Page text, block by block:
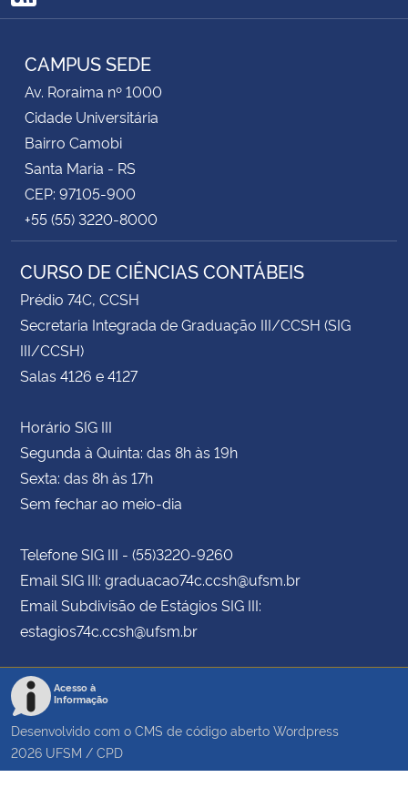
RSS
CAMPUS SEDE
Av. Roraima nº 1000
Cidade Universitária
Bairro Camobi
Santa Maria - RS
CEP: 97105-900
+55 (55) 3220-8000
CURSO DE CIÊNCIAS CONTÁBEIS
Prédio 74C, CCSH
Secretaria Integrada de Graduação III/CCSH (SIG
III/CCSH)
Salas 4126 e 4127
Horário SIG III
Segunda à Quinta: das 8h às 19h
Sexta: das 8h às 17h
Sem fechar ao meio-dia
Telefone SIG III - (55)3220-9260
Email SIG III: graduacao74c.ccsh@ufsm.br
Email Subdivisão de Estágios SIG III:
estagios74c.ccsh@ufsm.br
Acesso à
Informação
Desenvolvido com o CMS de código aberto Wordpress
2026 UFSM / CPD